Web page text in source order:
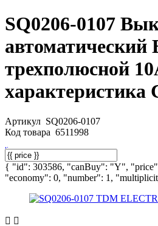
SQ0206-0107
автоматический
трехполюсной
характеристика
Артикул SQ0206-0107
Код товара 6511998
{ "id": 303586, "canBuy": "Y",
"economy": 0, "number": 1,